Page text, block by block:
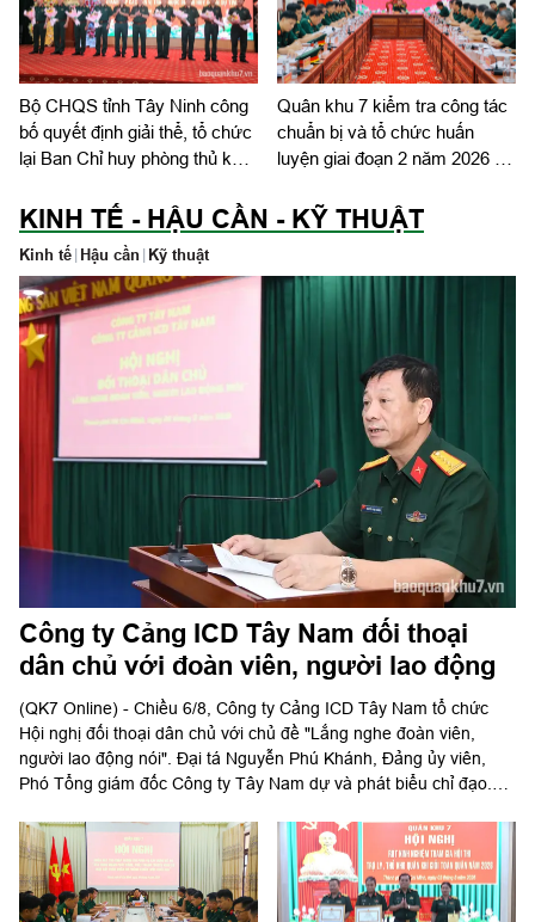
Bộ CHQS tỉnh Tây Ninh công
bố quyết định giải thể, tổ chức
lại Ban Chỉ huy phòng thủ khu
Quân khu 7 kiểm tra công tác
chuẩn bị và tổ chức huấn
luyện giai đoạn 2 năm 2026 tại
KINH TẾ - HẬU CẦN - KỸ THUẬT
Kinh tế| Hậu cần | Kỹ thuật
Công ty Cảng ICD Tây Nam đối thoại
dân chủ với đoàn viên, người lao động
(QK7 Online) - Chiều 6/8, Công ty Cảng ICD Tây Nam tổ chức
Hội nghị đối thoại dân chủ với chủ đề "Lắng nghe đoàn viên,
người lao động nói". Đại tá Nguyễn Phú Khánh, Đảng ủy viên,
Phó Tổng giám đốc Công ty Tây Nam dự và phát biểu chỉ đạo.
Tây Nam chủ trì hội nghị. Dự hội nghị có Đại tá Phạm Thị Thu
Hương, Trưởng phòng Công tác quần chúng, Cục Chính trị Quân
khu 7; Đại tá Trần Thị Mỹ Châu, Phó Tổng giám đốc Công ty Tây
Nam cùng đông đảo cán bộ, đoàn viên, người lao động Công ty